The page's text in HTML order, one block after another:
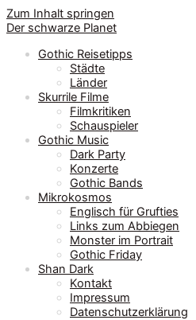
Zum Inhalt springen
Der schwarze Planet
Gothic Reisetipps
Städte
Länder
Skurrile Filme
Filmkritiken
Schauspieler
Gothic Music
Dark Party
Konzerte
Gothic Bands
Mikrokosmos
Englisch für Grufties
Links zum Abbiegen
Monster im Portrait
Gothic Friday
Shan Dark
Kontakt
Impressum
Datenschutzerklärung